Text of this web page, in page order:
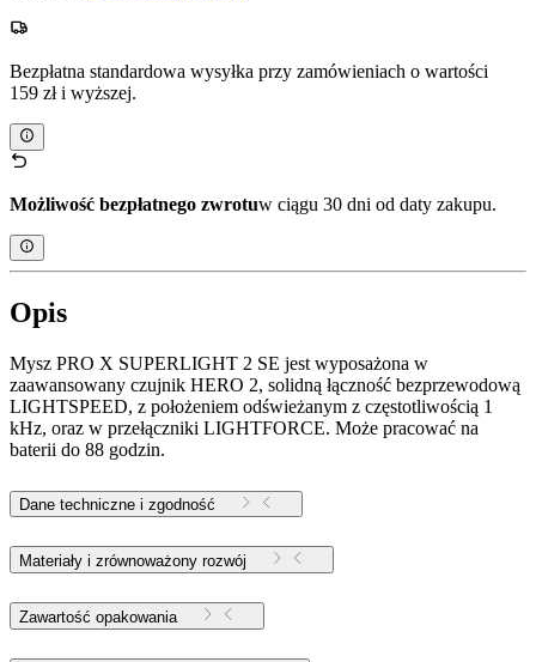
Bezpłatna standardowa wysyłka przy zamówieniach o wartości
159 zł i wyższej.
Możliwość bezpłatnego zwrotuw ciągu 30 dni od daty zakupu.
Opis
Mysz PRO X SUPERLIGHT 2 SE jest wyposażona w
zaawansowany czujnik HERO 2, solidną łączność bezprzewodową
LIGHTSPEED, z położeniem odświeżanym z częstotliwością 1
kHz, oraz w przełączniki LIGHTFORCE. Może pracować na
baterii do 88 godzin.
Dane techniczne i zgodność
Materiały i zrównoważony rozwój
Zawartość opakowania